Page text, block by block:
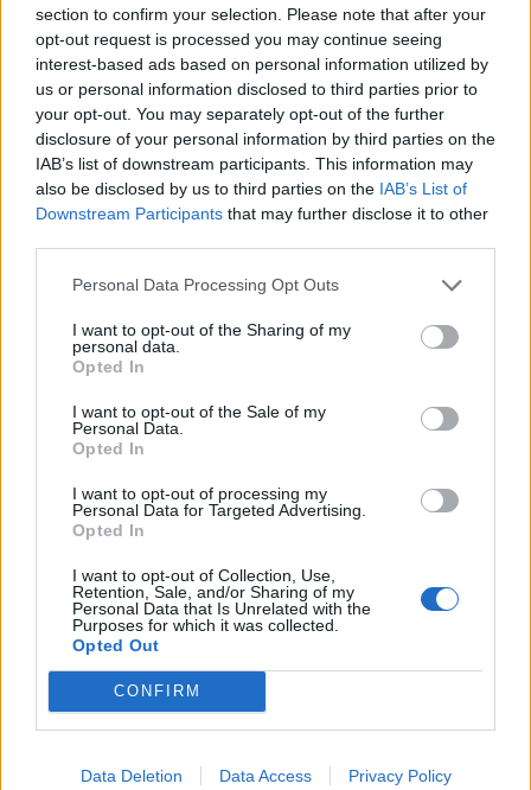
section to confirm your selection. Please note that after your
opt-out request is processed you may continue seeing
interest-based ads based on personal information utilized by
us or personal information disclosed to third parties prior to
your opt-out. You may separately opt-out of the further
disclosure of your personal information by third parties on the
IAB’s list of downstream participants. This information may
also be disclosed by us to third parties on the IAB’s List of
Downstream Participants that may further disclose it to other
Personal Data Processing Opt Outs
I want to opt-out of the Sharing of my
personal data.
Opted In
I want to opt-out of the Sale of my
Personal Data.
Opted In
I want to opt-out of processing my
Personal Data for Targeted Advertising.
Opted In
I want to opt-out of Collection, Use,
Retention, Sale, and/or Sharing of my
Personal Data that Is Unrelated with the
Purposes for which it was collected.
Opted Out
CONFIRM
Data Deletion Data Access Privacy Policy